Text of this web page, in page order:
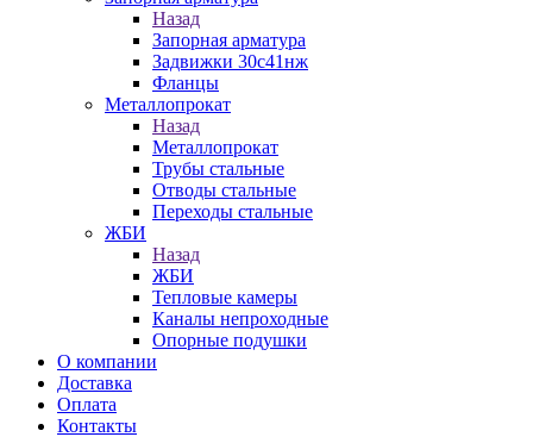
Назад
Запорная арматура
Задвижки 30с41нж
Фланцы
Металлопрокат
Назад
Металлопрокат
Трубы стальные
Отводы стальные
Переходы стальные
ЖБИ
Назад
ЖБИ
Тепловые камеры
Каналы непроходные
Опорные подушки
О компании
Доставка
Оплата
Контакты